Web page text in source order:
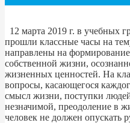
12 марта 2019 г. в
прошли классные часы на
направлены на
собственной жизни,
жизненных ценностей. На
вопросы, касающегося
смысл жизни, поступки
незначимой, преодоление в
человек не должен опускать